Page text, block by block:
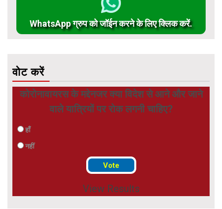
WhatsApp ग्रुप को जॉईन करने के लिए क्लिक करें.
वोट करें
कोरोनावायरस के मद्देनजर क्या विदेश से आने और जाने
वाले यात्रियों पर रोक लगनी चाहिए?
हाँ
नहीं
View Results